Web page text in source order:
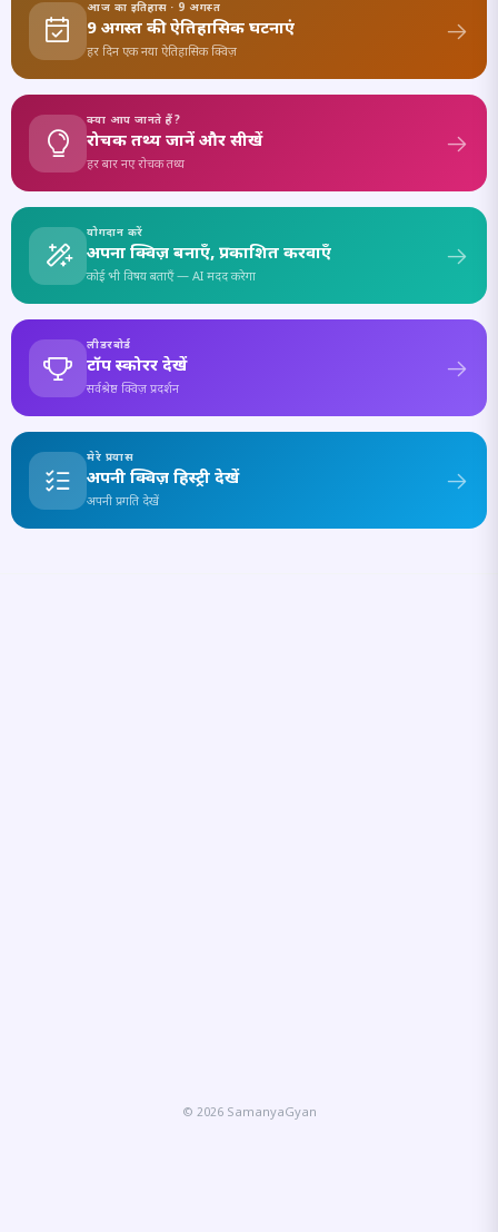
आज का इतिहास · 9 अगस्त
9 अगस्त की ऐतिहासिक घटनाएं
हर दिन एक नया ऐतिहासिक क्विज़
क्या आप जानते हैं?
रोचक तथ्य जानें और सीखें
हर बार नए रोचक तथ्य
योगदान करें
अपना क्विज़ बनाएँ, प्रकाशित करवाएँ
कोई भी विषय बताएँ — AI मदद करेगा
लीडरबोर्ड
टॉप स्कोरर देखें
सर्वश्रेष्ठ क्विज़ प्रदर्शन
मेरे प्रयास
अपनी क्विज़ हिस्ट्री देखें
अपनी प्रगति देखें
© 2026 SamanyaGyan